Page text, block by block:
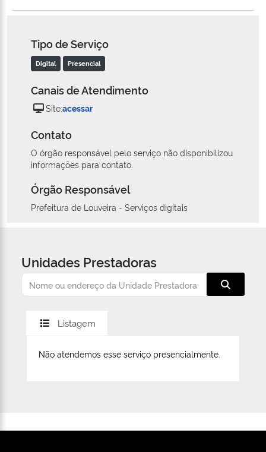
Tipo de Serviço
Digital Presencial
Canais de Atendimento
Site:acessar
Contato
O órgão responsável pelo serviço não disponibilizou
informações para contato.
Órgão Responsável
Prefeitura de Louveira - Serviços digitais
Unidades Prestadoras
Listagem
Não atendemos esse serviço presencialmente.